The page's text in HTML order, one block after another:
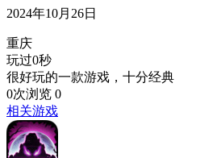
2024年10月26日
重庆
玩过0秒
很好玩的一款游戏，十分经典
0次浏览 0
相关游戏